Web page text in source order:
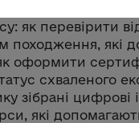
як перевірити
походження, які
оформити
схваленого
зібрані цифрові
які